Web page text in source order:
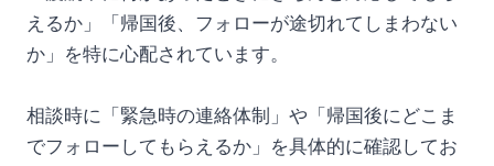
えるか」「帰国後、フォローが途切れてしまわない
か」を特に心配されています。
相談時に「緊急時の連絡体制」や「帰国後にどこま
でフォローしてもらえるか」を具体的に確認してお